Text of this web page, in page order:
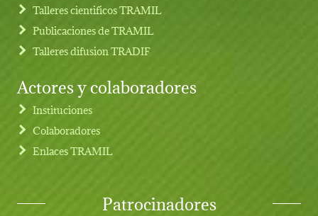
Talleres cientificos TRAMIL
Publicaciones de TRAMIL
Talleres difusion TRADIF
Actores y colaboradores
Instituciones
Colaboradores
Enlaces TRAMIL
Patrocinadores